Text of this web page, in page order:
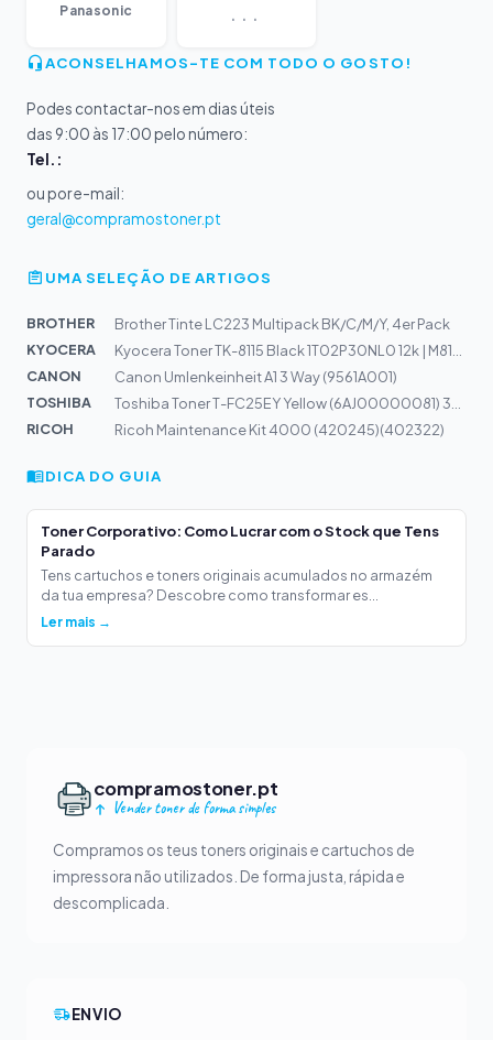
Panasonic
ACONSELHAMOS-TE COM TODO O GOSTO!
Podes contactar-nos em dias úteis
das 9:00 às 17:00 pelo número:
Tel.:
ou por e-mail:
geral@compramostoner.pt
UMA SELEÇÃO DE ARTIGOS
BROTHER
Brother Tinte LC223 Multipack BK/C/M/Y, 4er Pack
KYOCERA
CANON
Canon Umlenkeinheit A1 3 Way (9561A001)
TOSHIBA
RICOH
Ricoh Maintenance Kit 4000 (420245)(402322)
DICA DO GUIA
Toner Corporativo: Como Lucrar com o Stock que Tens
Parado
Tens cartuchos e toners originais acumulados no armazém
da tua empresa? Descobre como transformar es...
Ler mais →
compramostoner.pt
Vender toner de forma simples
Compramos os teus toners originais e cartuchos de
impressora não utilizados. De forma justa, rápida e
descomplicada.
ENVIO